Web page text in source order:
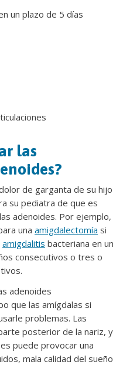
un plazo de 5 días
las
de garganta de su hijo
su pediatra de que es
adenoides. Por ejemplo,
una amigdalectomía si
amigdalitis bacteriana en un
consecutivos o tres o
adenoides
que las amígdalas si
problemas. Las
posterior de la nariz, y
puede provocar una
mala calidad del sueño